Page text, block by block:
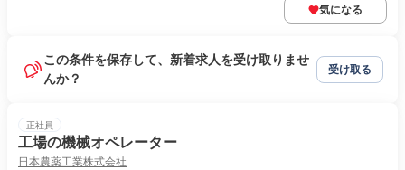
気になる
この条件を保存して、新着求人を受け取りませ
んか？
受け取る
正社員
工場の機械オペレーター
日本農薬工業株式会社